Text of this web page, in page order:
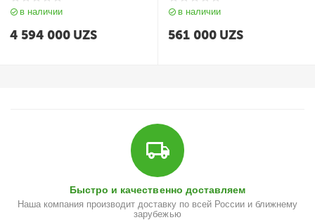
в наличии
4 594 000 UZS
в наличии
561 000 UZS
Быстро и качественно доставляем
Наша компания производит доставку по всей России и ближнему
зарубежью